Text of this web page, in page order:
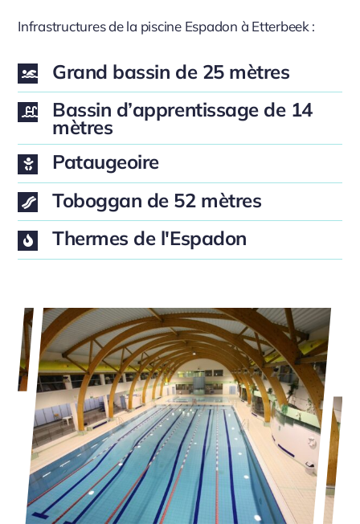
Infrastructures de la piscine Espadon à Etterbeek :
Grand bassin de 25 mètres
Bassin d’apprentissage de 14
mètres
Pataugeoire
Toboggan de 52 mètres
Thermes de l'Espadon